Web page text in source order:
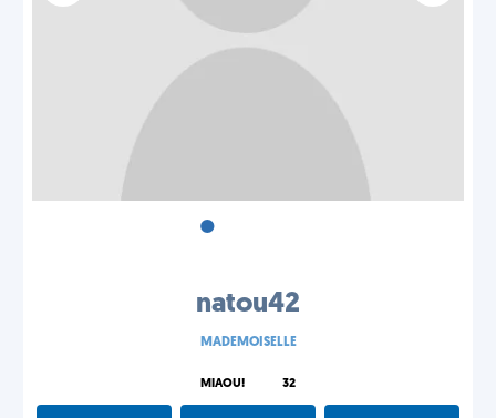
•
natou42
MADEMOISELLE
MIAOU! 32